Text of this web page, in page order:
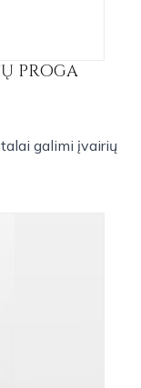
PROGA
galimi įvairių